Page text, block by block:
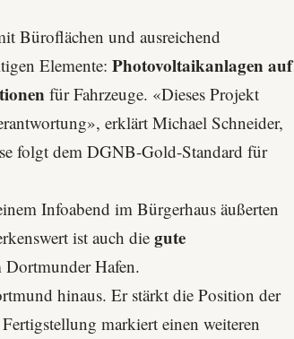
Büroflächen und ausreichend
Elemente:Photovoltaikanlagen auf
für Fahrzeuge. «Dieses Projekt
erklärt Michael Schneider,
folgt demDGNB-Gold-Standard für
Infoabend im Bürgerhaus äußerten
ist auch diegute
Hafen.
hinaus. Er stärkt die Position der
markiert einen weiteren